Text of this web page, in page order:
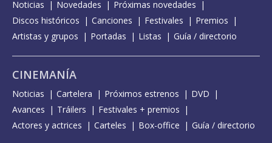
Noticias Novedades
Próximas novedades
Discos históricos
Canciones Festivales
Premios
Artistas y grupos
Portadas Listas Guía / directorio
CINEMANÍA
Noticias Cartelera Próximos estrenos
DVD
Avances
Tráilers
Festivales + premios
Actores y actrices
Carteles Box-office Guía / directorio